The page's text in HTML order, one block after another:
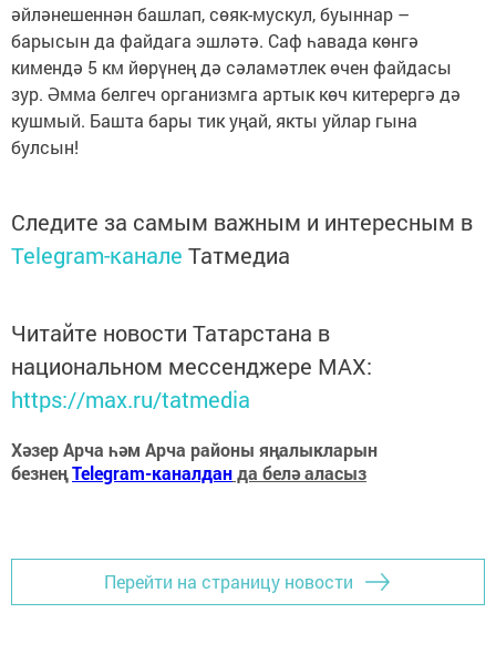
әйләнешеннән башлап, сөяк-мускул, буыннар –
барысын да файдага эшләтә. Саф һавада көнгә
кимендә 5 км йөрүнең дә сәламәтлек өчен файдасы
зур. Әмма белгеч организмга артык көч китерергә дә
кушмый. Башта бары тик уңай, якты уйлар гына
булсын!
Следите за самым важным и интересным в
Telegram-канале Татмедиа
Читайте новости Татарстана в
национальном мессенджере MАХ:
https://max.ru/tatmedia
Хәзер Арча һәм Арча районы яңалыкларын
безнеңTelegram-каналданда белә аласыз
Перейти на страницу новости